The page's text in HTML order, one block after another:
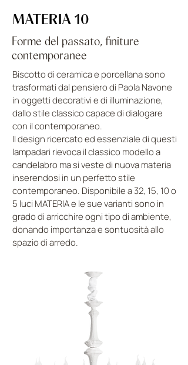
MATERIA 10
Forme del passato, finiture
contemporanee
Biscotto di ceramica e porcellana sono
trasformati dal pensiero di Paola Navone
in oggetti decorativi e di illuminazione,
dallo stile classico capace di dialogare
con il contemporaneo.
Il design ricercato ed essenziale di questi
lampadari rievoca il classico modello a
candelabro ma si veste di nuova materia
inserendosi in un perfetto stile
contemporaneo. Disponibile a 32, 15, 10 o
5 luci MATERIA e le sue varianti sono in
grado di arricchire ogni tipo di ambiente,
donando importanza e sontuosità allo
spazio di arredo.